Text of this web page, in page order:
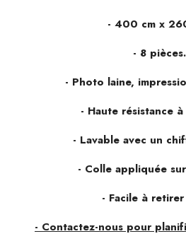
- 400 cm x
- 8 pièces.
- Photo laine,
- Haute résistance
- Lavable avec un
- Colle appliquée
- Facile à
- Contactez-nous pour